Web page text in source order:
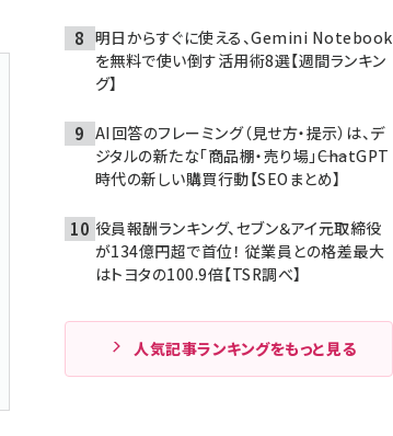
明日からすぐに使える、Gemini Notebook
を無料で使い倒す活用術8選【週間ランキン
グ】
AI回答のフレーミング（見せ方・提示）は、デ
ジタルの新たな「商品棚・売り場」――ChatGPT
時代の新しい購買行動【SEOまとめ】
役員報酬ランキング、セブン＆アイ元取締役
が134億円超で首位！ 従業員との格差最大
はトヨタの100.9倍【TSR調べ】
人気記事ランキングをもっと見る